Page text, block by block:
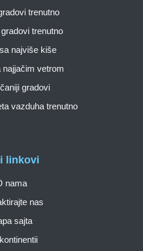
linkovi
nama
nas
sajta
trenutno
trenutno
najviše kiše
najjačim vetrom
gradovi
vazduha trenutno